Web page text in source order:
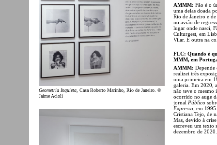
Geometria Inquieta , Casa Roberto Marinho, Rio de Janeiro. ©
Jaime Acioli
AMMM: Fão é o
uma delas doada
Rio de Janeiro e
no avião de
lugar onde nasci,
Culturgest, em
Vilar. E outra na
FLC: Quando é
MMM, em
AMMM:
realizei três
uma primeira em
galeria. Em 2020,
não teve o mesmo
ocorrido no auge
jornal Público
Expresso , em
Cristiana Tejo, de
Mas, devido à
escreveu um texto
dezembro de 2020.